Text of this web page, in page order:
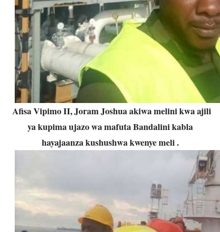
Afisa Vipimo II, Joram Joshua akiwa melini kwa ajili
ya kupima ujazo wa mafuta Bandalini kabla
hayajaanza kushushwa kwenye meli .